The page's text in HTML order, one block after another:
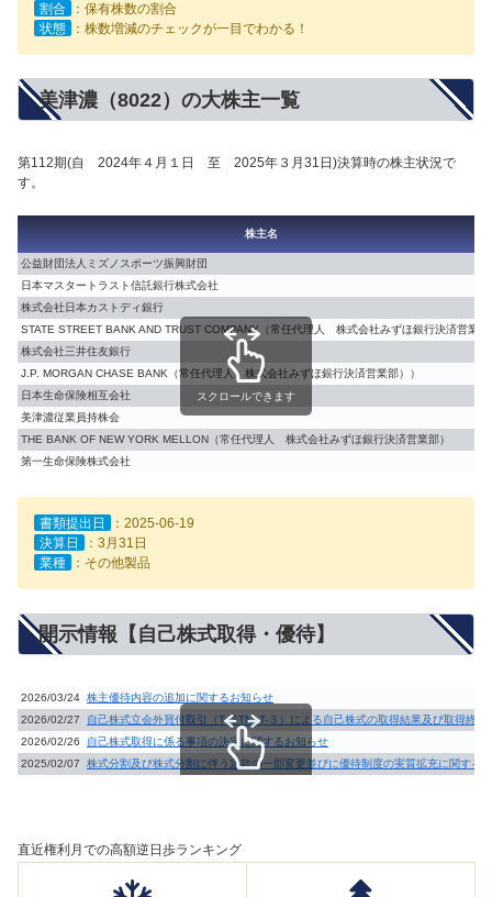
割合
：保有株数の割合
状態
：株数増減のチェックが一目でわかる！
美津濃（8022）の大株主一覧
第112期(自 2024年４月１日 至 2025年３月31日)決算時の株主状況で
す。
株主名
公益財団法人ミズノスポーツ振興財団
日本マスタートラスト信託銀行株式会社
株式会社日本カストディ銀行
STATE STREET BANK AND TRUST COMPANY（常任代理人 株式会社みずほ銀行決済営業部
株式会社三井住友銀行
J.P. MORGAN CHASE BANK（常任代理人 株式会社みずほ銀行決済営業部））
日本生命保険相互会社
美津濃従業員持株会
THE BANK OF NEW YORK MELLON（常任代理人 株式会社みずほ銀行決済営業部）
第一生命保険株式会社
スクロールできます
書類提出日
：2025-06-19
決算日
：3月31日
業種
：その他製品
開示情報【自己株式取得・優待】
2026/03/24 株主優待内容の追加に関するお知らせ
2026/02/27
自己株式立会外買付取引（ToSTNeT-３）による自己株式の取得結果及び取得終了
2026/02/26
自己株式取得に係る事項の決定に関するお知らせ
2025/02/07
株式分割及び株式分割に伴う定款の一部変更並びに優待制度の実質拡充に関する
直近権利月での高額逆日歩ランキング